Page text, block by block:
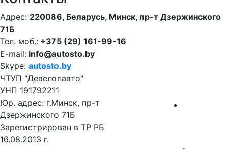
Адрес: 220086, Беларусь, Минск, пр-т Дзержинского
71Б
Тел. моб.: +375 (29) 161-99-16
E-mail: info@autosto.by
Skype: autosto.by
ЧТУП "Девелопавто"
УНП 191792211
Юр. адрес: г.Минск, пр-т
Дзержинского 71Б
Зарегистрирован в ТР РБ
16.08.2013 г.